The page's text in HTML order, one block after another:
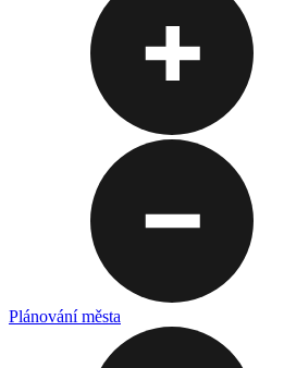
Plánování města